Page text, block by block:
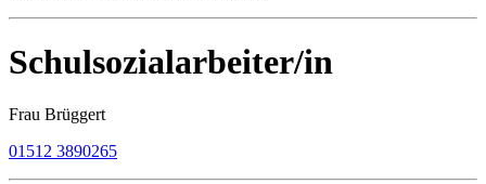
Schulsozialarbeiter/in
Frau Brüggert
01512 3890265